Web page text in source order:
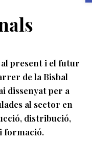
present i el futur
de la Bisbal
dissenyat per a
al sector en
distribució,
formació.